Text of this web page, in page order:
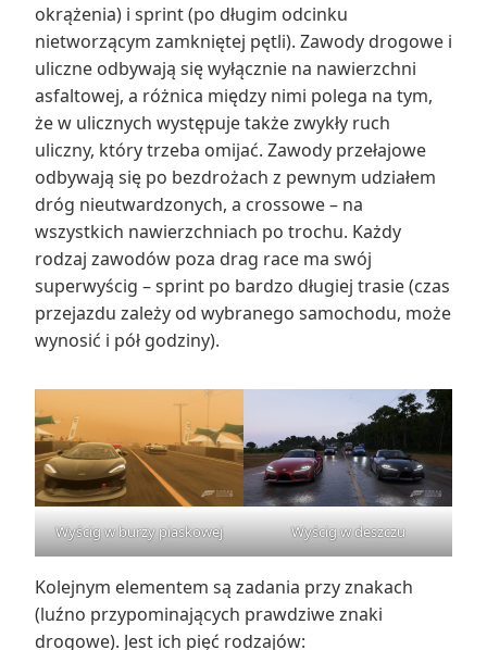
okrążenia) i sprint (po długim odcinku
nietworzącym zamkniętej pętli). Zawody drogowe i
uliczne odbywają się wyłącznie na nawierzchni
asfaltowej, a różnica między nimi polega na tym,
że w ulicznych występuje także zwykły ruch
uliczny, który trzeba omijać. Zawody przełajowe
odbywają się po bezdrożach z pewnym udziałem
dróg nieutwardzonych, a crossowe – na
wszystkich nawierzchniach po trochu. Każdy
rodzaj zawodów poza drag race ma swój
superwyścig – sprint po bardzo długiej trasie (czas
przejazdu zależy od wybranego samochodu, może
wynosić i pół godziny).
Wyścig w burzy piaskowej Wyścig w deszczu
Kolejnym elementem są zadania przy znakach
(luźno przypominających prawdziwe znaki
drogowe). Jest ich pięć rodzajów: